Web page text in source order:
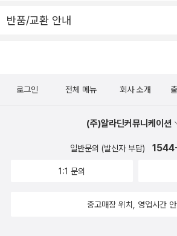
반품/교환 안내
로그인 전체 메뉴 회사 소개
(주)알라딘커뮤니케이션
일반문의 (발신자 부담)
1:1 문의
중고매장 위치, 영업시간